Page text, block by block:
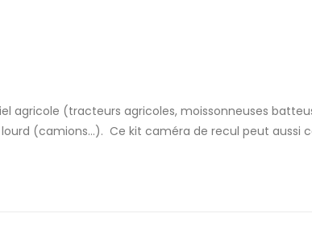
agricole (tracteurs agricoles, moissonneuses
(camions…). Ce kit caméra de recul peut aussi